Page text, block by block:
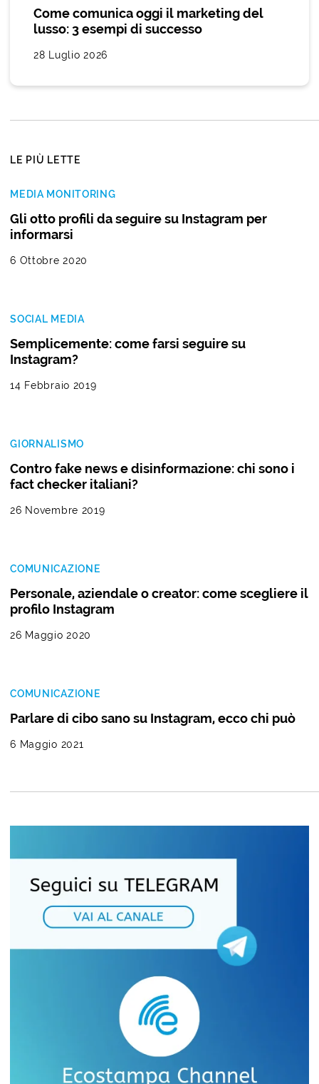
Come comunica oggi il marketing del
lusso: 3 esempi di successo
28 Luglio 2026
LE PIÙ LETTE
MEDIA MONITORING
Gli otto profili da seguire su Instagram per
informarsi
6 Ottobre 2020
SOCIAL MEDIA
Semplicemente: come farsi seguire su
Instagram?
14 Febbraio 2019
GIORNALISMO
Contro fake news e disinformazione: chi sono i
fact checker italiani?
26 Novembre 2019
COMUNICAZIONE
Personale, aziendale o creator: come scegliere il
profilo Instagram
26 Maggio 2020
COMUNICAZIONE
Parlare di cibo sano su Instagram, ecco chi può
6 Maggio 2021